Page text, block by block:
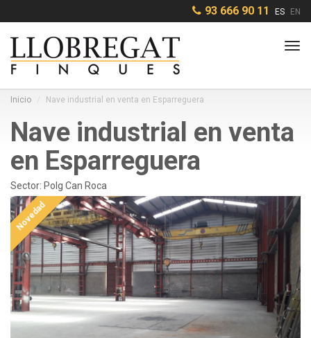
93 666 90 11 ES EN
Inicio Nave industrial en venta en Esparreguera
Nave industrial en venta
en Esparreguera
Sector: Polg Can Roca
Novedad